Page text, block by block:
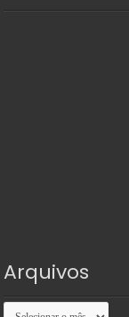
Arquivos
Arquivos